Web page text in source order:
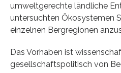
umweltgerechte ländliche
untersuchten Ökosystemen
einzelnen Bergregionen
Das Vorhaben ist
gesellschaftspolitisch von